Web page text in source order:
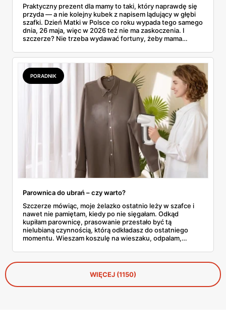
Praktyczny prezent dla mamy to taki, który naprawdę się
przyda — a nie kolejny kubek z napisem lądujący w głębi
szafki. Dzień Matki w Polsce co roku wypada tego samego
dnia, 26 maja, więc w 2026 też nie ma zaskoczenia. I
szczerze? Nie trzeba wydawać fortuny, żeby mama
ważną od 21 do 30 maja i wynotowałam to, co sama
wrzuciłabym do koszyka bez wahania: kosmetyki, perfumy
i drobiazgi, które kobiety faktycznie zużywają. Ceny
zaczynają się od kilkunastu złotych, a efekt bywa lepszy
niż niejeden droższy zestaw.
PORADNIK
Parownica do ubrań – czy warto?
Szczerze mówiąc, moje żelazko ostatnio leży w szafce i
nawet nie pamiętam, kiedy po nie sięgałam. Odkąd
kupiłam parownicę, prasowanie przestało być tą
nielubianą czynnością, którą odkładasz do ostatniego
momentu. Wieszam koszulę na wieszaku, odpalam,
zaczyna się problem, bo parownic jest na rynku
zatrzęsienie, a nie każda robi to, co obiecuje producent.
WIĘCEJ (1150)